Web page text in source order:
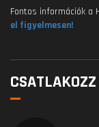
Fontos információk a
el figyelmesen!